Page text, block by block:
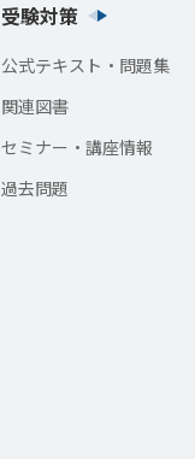
受験対策
公式テキスト・問題集
関連図書
セミナー・講座情報
過去問題